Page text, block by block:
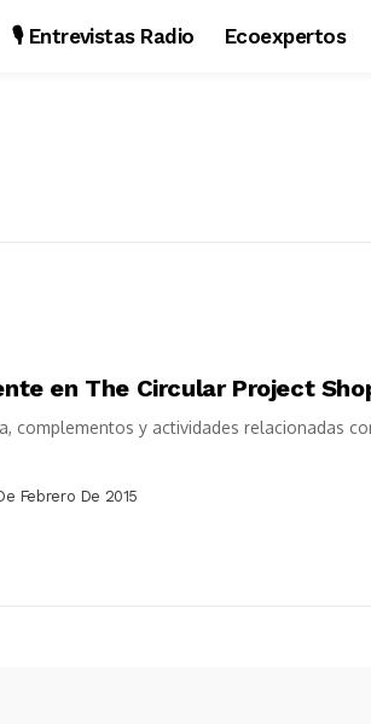
🎙️ Entrevistas Radio Ecoexpertos
en The Circular Project
complementos y actividades relacionadas
Febrero De 2015